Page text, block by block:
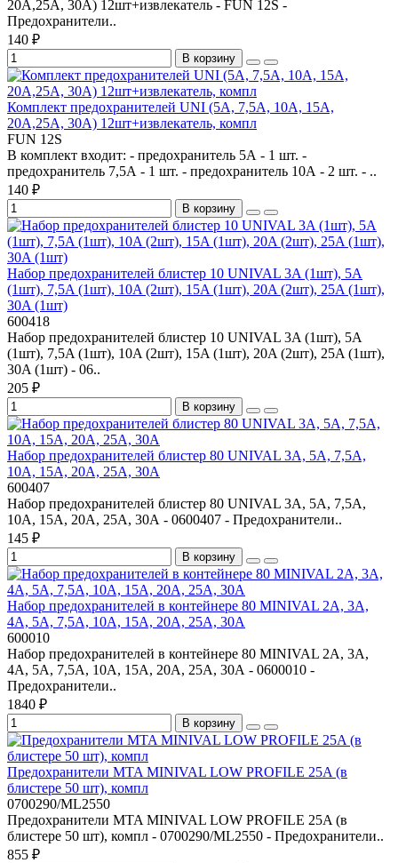
20A,25A, 30A) 12шт+извлекатель - FUN 12S -
Предохранители..
140 ₽
В корзину
Комплект предохранителей UNI (5A, 7,5A, 10A, 15A,
20A,25A, 30A) 12шт+извлекатель, компл
FUN 12S
В комплект входит: - предохранитель 5А - 1 шт. -
предохранитель 7,5А - 1 шт. - предохранитель 10А - 2 шт. - ..
140 ₽
В корзину
Набор предохранителей блистер 10 UNIVAL 3A (1шт), 5A
(1шт), 7,5A (1шт), 10A (2шт), 15A (1шт), 20A (2шт), 25A (1шт),
30A (1шт)
600418
Набор предохранителей блистер 10 UNIVAL 3A (1шт), 5A
(1шт), 7,5A (1шт), 10A (2шт), 15A (1шт), 20A (2шт), 25A (1шт),
30A (1шт) - 06..
205 ₽
В корзину
Набор предохранителей блистер 80 UNIVAL 3A, 5A, 7,5A,
10A, 15A, 20A, 25А, 30А
600407
Набор предохранителей блистер 80 UNIVAL 3A, 5A, 7,5A,
10A, 15A, 20A, 25А, 30А - 0600407 - Предохранители..
145 ₽
В корзину
Набор предохранителей в контейнере 80 MINIVAL 2A, 3А,
4А, 5А, 7,5А, 10А, 15А, 20А, 25А, 30А
600010
Набор предохранителей в контейнере 80 MINIVAL 2A, 3А,
4А, 5А, 7,5А, 10А, 15А, 20А, 25А, 30А - 0600010 -
Предохранители..
1840 ₽
В корзину
Предохранители MTA MINIVAL LOW PROFILE 25A (в
блистере 50 шт), компл
0700290/ML2550
Предохранители MTA MINIVAL LOW PROFILE 25A (в
блистере 50 шт), компл - 0700290/ML2550 - Предохранители..
855 ₽